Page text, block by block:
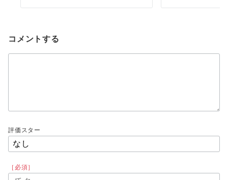
コメントする
評価スター
［必須］